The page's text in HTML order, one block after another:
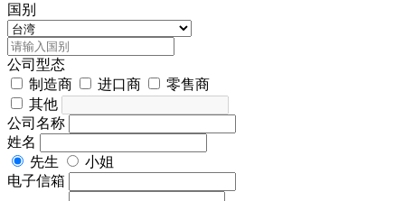
国别
公司型态
制造商
进口商
零售商
其他
公司名称
姓名
先生
小姐
电子信箱